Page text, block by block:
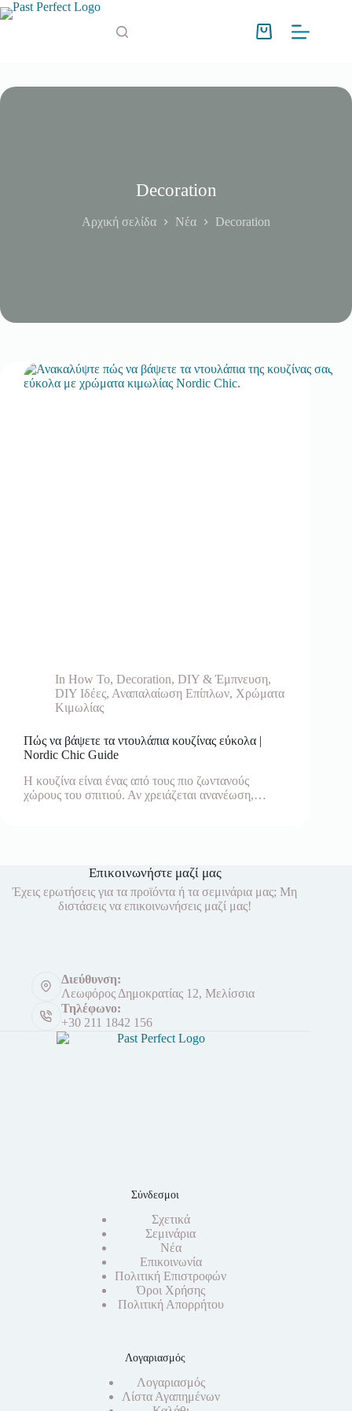
Μετάβαση
στο
Καλάθι
Decoration
Αρχική σελίδα Νέα Decoration
In How To,Decoration,DIY & Έμπνευση,
DIY Ιδέες, Αναπαλαίωση Επίπλων, Χρώματα
Κιμωλίας
Πώς να βάψετε τα ντουλάπια κουζίνας εύκολα |
Nordic Chic Guide
Η κουζίνα είναι ένας από τους πιο ζωντανούς
χώρους του σπιτιού. Αν χρειάζεται ανανέωση,…
Επικοινωνήστε μαζί μας
Έχεις ερωτήσεις για τα προϊόντα ή τα σεμινάρια μας; Μη
διστάσεις να επικοινωνήσεις μαζί μας!
Διεύθυνση:
Λεωφόρος Δημοκρατίας 12, Μελίσσια
Τηλέφωνο:
+30 211 1842 156
Σύνδεσμοι
Σχετικά
Σεμινάρια
Νέα
Επικοινωνία
Πολιτική Επιστροφών
Όροι Χρήσης
Πολιτική Απορρήτου
Λογαριασμός
Λογαριασμός
Λίστα Αγαπημένων